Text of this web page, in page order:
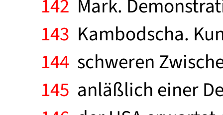
142 Mark.
143 Kambodscha.
144 schweren
145 anläßlich einer